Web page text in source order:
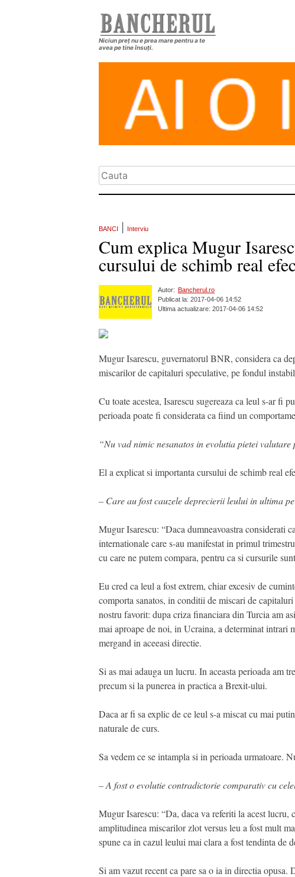
Niciun preț nu e prea mare pentru a te
avea pe tine însuți.
BANCI Interviu
Cum explica Mugur
cursului de schimb real
Autor:
Bancherul.ro
Publicat la: 2017-04-06 14:52
Ultima actualizare: 2017-04-06 14:52
Mugur Isarescu, guvernatorul BNR, considera ca
miscarilor de capitaluri speculative, pe fondul
Cu toate acestea, Isarescu sugereaza ca leul s-ar fi
perioada poate fi considerata ca fiind un
“Nu vad nimic nesanatos in evolutia pietei valutare
El a explicat si importanta cursului de schimb real
– Care au fost cauzele deprecierii leului in ultima
Mugur Isarescu: “Daca dumneavoastra considerati
internationale care s-au manifestat in primul
cu care ne putem compara, pentru ca si cursurile
Eu cred ca leul a fost extrem, chiar excesiv de
comporta sanatos, in conditii de miscari de
nostru favorit: dupa criza financiara din Turcia am
mai aproape de noi, in Ucraina, a determinat intrari
mergand in aceeasi directie.
Si as mai adauga un lucru. In aceasta perioada am
precum si la punerea in practica a Brexit-ului.
Daca ar fi sa explic de ce leul s-a miscat cu mai
naturale de curs.
Sa vedem ce se intampla si in perioada urmatoare.
– A fost o evolutie contradictorie comparativ cu
Mugur Isarescu: “Da, daca va referiti la acest
amplitudinea miscarilor zlot versus leu a fost mult
spune ca in cazul leului mai clara a fost tendinta de
Si am vazut recent ca pare sa o ia in directia opusa.